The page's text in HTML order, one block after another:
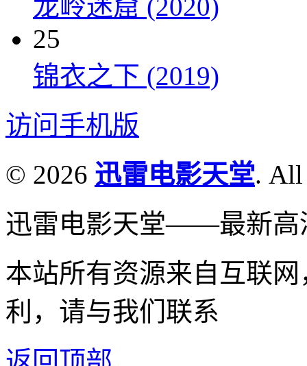
龙岭迷窟 (2020)
25
锦衣之下 (2019)
访问手机版
© 2026 迅雷电影天堂. All
迅雷电影天堂——最新高
本站所有资源来自互联
利，请与我们联系